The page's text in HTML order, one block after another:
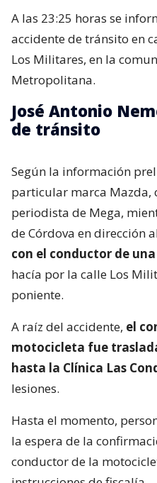
A las 23:25 horas se
accidente de tránsito en
Los Militares, en la
Metropolitana.
José Antonio
de tránsito
Según la información
particular marca Mazda,
periodista de Mega,
de Córdova en dirección
con el conductor de
hacía por la calle Los
poniente.
A raíz del accidente, el
motocicleta fue
hasta la Clínica Las
lesiones.
Hasta el momento,
la espera de la
conductor de la